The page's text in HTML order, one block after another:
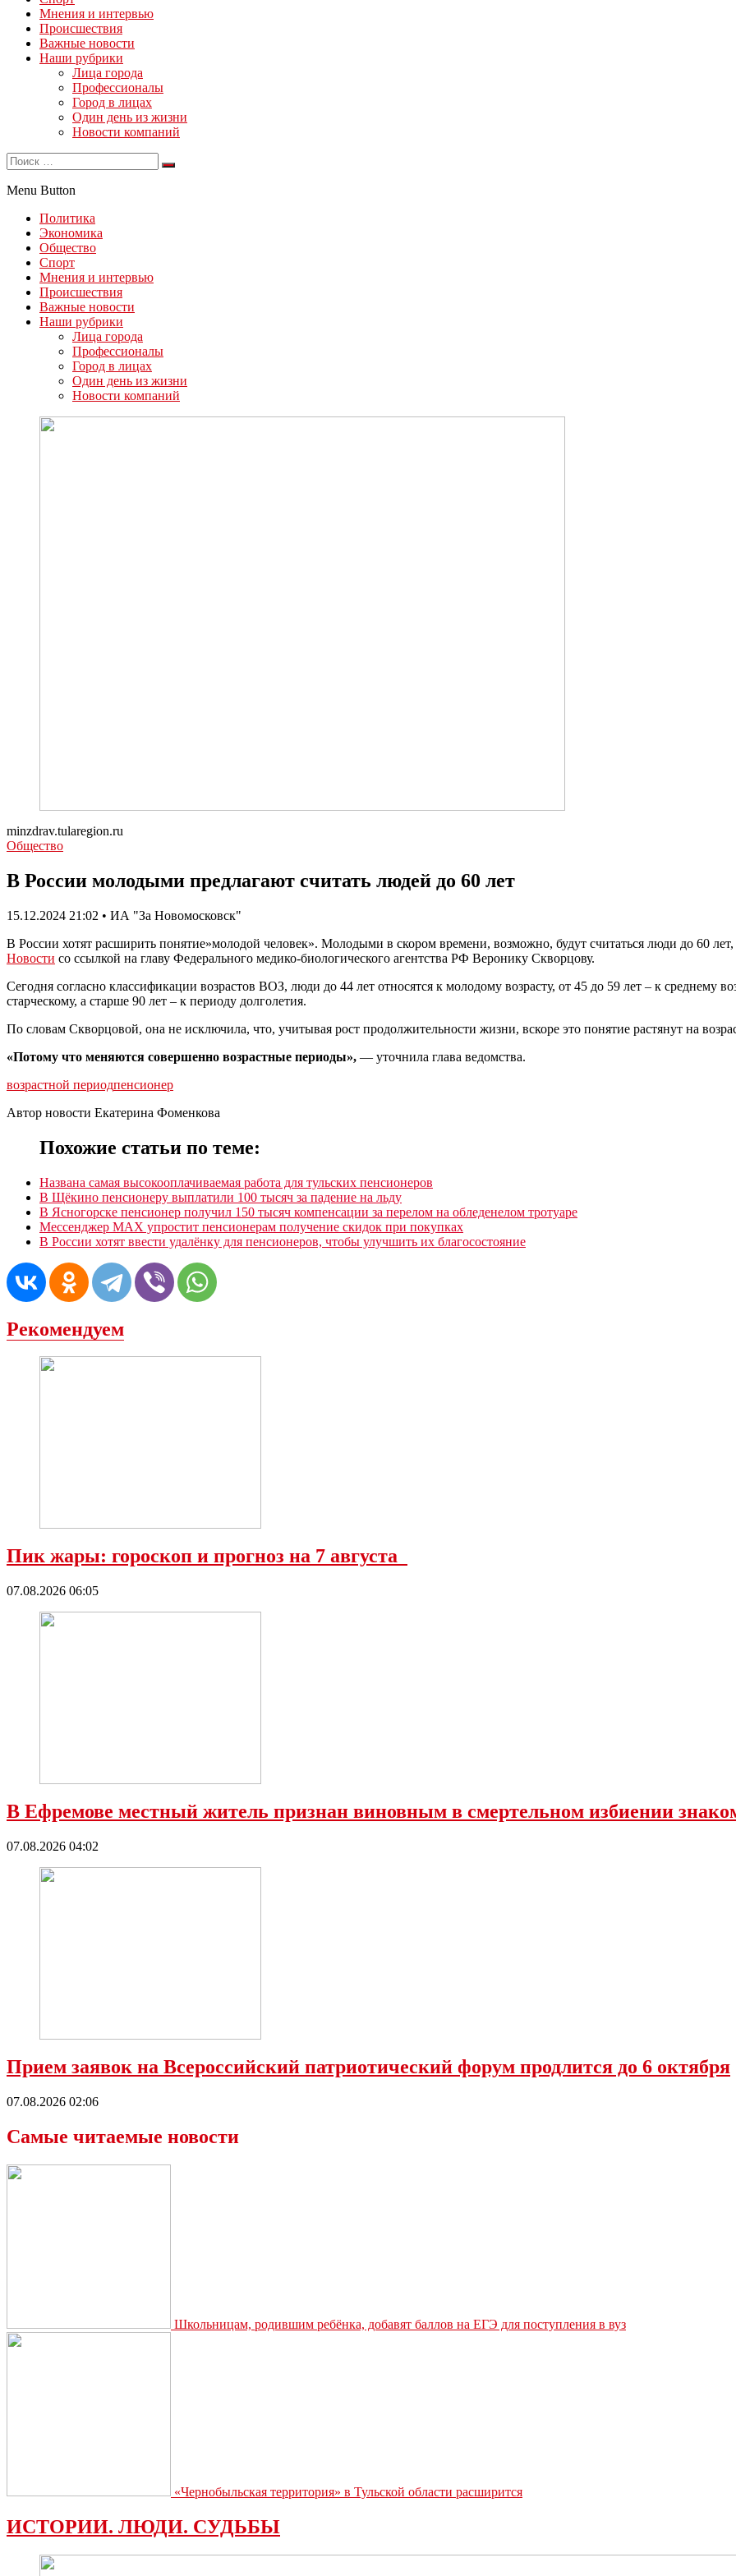
Мнения и интервью
Происшествия
Важные новости
Наши рубрики
Лица города
Профессионалы
Город в лицах
Один день из жизни
Новости компаний
Menu Button
Политика
Экономика
Общество
Спорт
Мнения и интервью
Происшествия
Важные новости
Наши рубрики
Лица города
Профессионалы
Город в лицах
Один день из жизни
Новости компаний
minzdrav.tularegion.ru
Общество
В России молодыми предлагают считать людей до 60 лет
15.12.2024 21:02 • ИА "За Новомосковск"
В России хотят расширить понятие»молодой человек». Молодыми в скором времени, возможно, будут считаться люди до 60
Новости со ссылкой на главу Федерального медико-биологического агентства РФ Веронику Скворцову.
Сегодня согласно классификации возрастов ВОЗ, люди до 44 лет относятся к молодому возрасту, от 45 до 59 лет – к среднему
старческому, а старше 90 лет – к периоду долголетия.
По словам Скворцовой, она не исключила, что, учитывая рост продолжительности жизни, вскоре это понятие растянут на
«Потому что меняются совершенно возрастные периоды», — уточнила глава ведомства.
возрастной периодпенсионер
Автор новости Екатерина Фоменкова
Похожие статьи по теме:
Названа самая высокооплачиваемая работа для тульских пенсионеров
В Щёкино пенсионеру выплатили 100 тысяч за падение на льду
В Ясногорске пенсионер получил 150 тысяч компенсации за перелом на обледенелом тротуаре
Мессенджер МАХ упростит пенсионерам получение скидок при покупках
В России хотят ввести удалёнку для пенсионеров, чтобы улучшить их благосостояние
Рекомендуем
Пик жары: гороскоп и прогноз на 7 августа
07.08.2026 06:05
В Ефремове местный житель признан виновным в смертельном избиении
07.08.2026 04:02
Прием заявок на Всероссийский патриотический форум продлится до 6 октября
07.08.2026 02:06
Самые читаемые новости
Школьницам, родившим ребёнка, добавят баллов на ЕГЭ для поступления в вуз
«Чернобыльская территория» в Тульской области расширится
ИСТОРИИ. ЛЮДИ. СУДЬБЫ